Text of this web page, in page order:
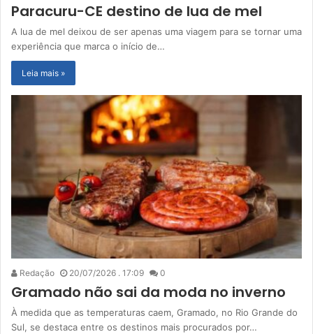
Paracuru-CE destino de lua de mel
A lua de mel deixou de ser apenas uma viagem para se tornar uma
experiência que marca o início de…
Leia mais »
Redação 20/07/2026 . 17:09 0
Gramado não sai da moda no inverno
À medida que as temperaturas caem, Gramado, no Rio Grande do
Sul, se destaca entre os destinos mais procurados por…